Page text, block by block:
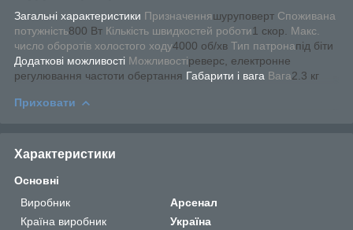
Загальні характеристики Призначенняшуруповерт Споживана
потужність800 Вт Кількість швидкостей роботи1 скор.
Макс.
число оборотів холостого ходу4000 об/хв Тип патронапід біти
Додаткові можливості Можливостіреверс, електронне
регулювання частоти обертання Габарити і вага Вага2.3 кг
Приховати
Характеристики
Основні
Виробник
Арсенал
Країна виробник
Україна